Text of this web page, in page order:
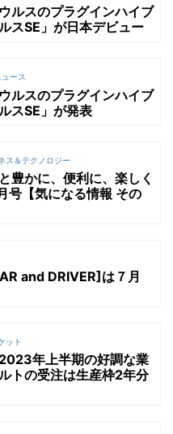
ルスのプラグインハイブ
スSE」が日本デビュー
ース
ルスのプラグインハイブ
スSE」が発表
ス＆テクノロジー
豊かに、便利に、楽しく
号【気になる情報 その
and DRIVER]は７月
ット
年上半期の好調な業
トの受注は生産枠2年分